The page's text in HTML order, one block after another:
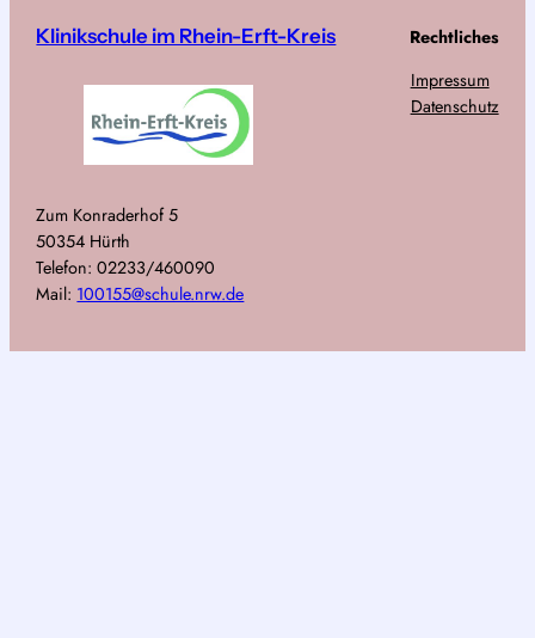
Klinikschule im Rhein-Erft-Kreis
Zum Konraderhof 5
50354 Hürth
Telefon: 02233/460090
Mail: 100155@schule.nrw.de
Rechtliches
Impressum
Datenschutz